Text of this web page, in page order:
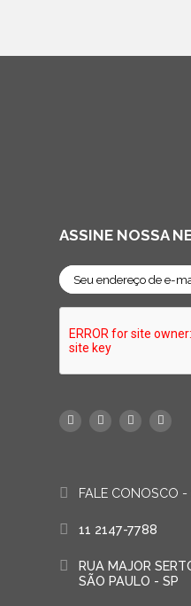
ASSINE NOSSA
FALE CONOSCO -
11 2147-7788
RUA MAJOR
SÃO PAULO - SP